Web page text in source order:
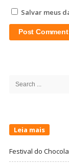
Salvar meus
Search
Leia mais
Festival do